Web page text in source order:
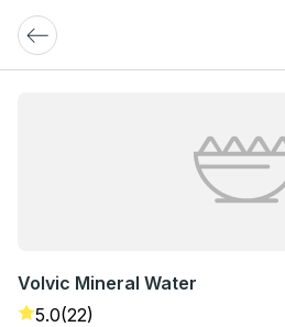
Volvic Mineral Water
5.0(22)